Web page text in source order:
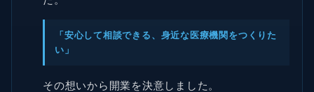
「安心して相談できる、身近な医療機関をつくりた
い」
その想いから開業を決意しました。